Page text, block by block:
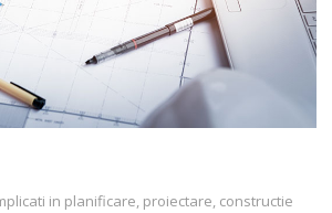
in planificare, proiectare, constructie